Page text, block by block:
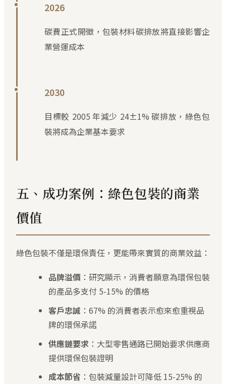
2026
碳費正式開徵，包裝材料碳排放將直接影響企
業營運成本
2030
目標較 2005 年減少 24±1% 碳排放，綠色包
裝將成為企業基本要求
五、成功案例：綠色包裝的商業
價值
綠色包裝不僅是環保責任，更能帶來實質的商業效益：
品牌溢價 ：研究顯示，消費者願意為環保包裝
的產品多支付 5-15% 的價格
客戶忠誠 ：67% 的消費者表示愈來愈重視品
牌的環保承諾
供應鏈要求 ：大型零售通路已開始要求供應商
提供環保包裝證明
成本節省 ：包裝減量設計可降低 15-25% 的